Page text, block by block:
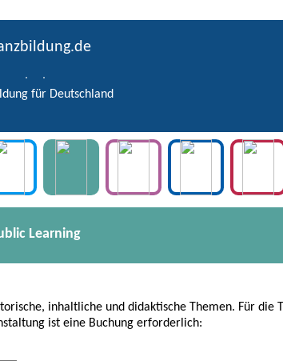
für Deutschland
Learning
inhaltliche und didaktische Themen. Für die
ist eine Buchung erforderlich: